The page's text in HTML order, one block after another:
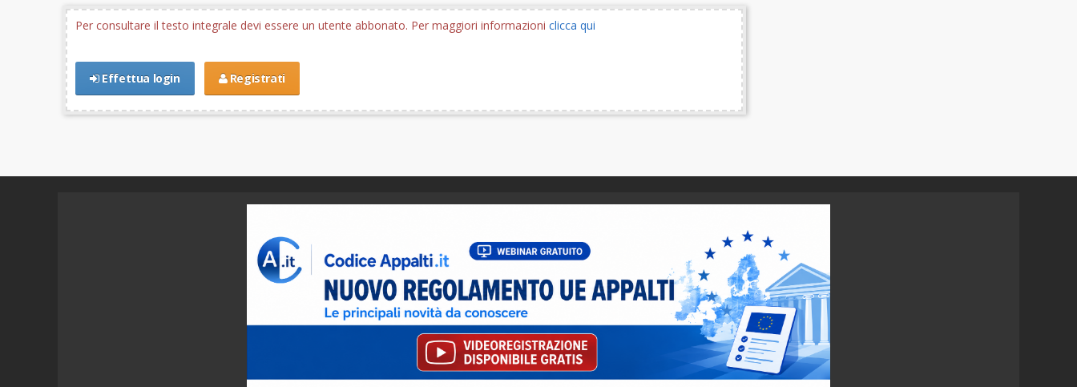
Per consultare il testo integrale devi essere un utente abbonato. Per maggiori informazioni clicca qui
Effettua login Registrati